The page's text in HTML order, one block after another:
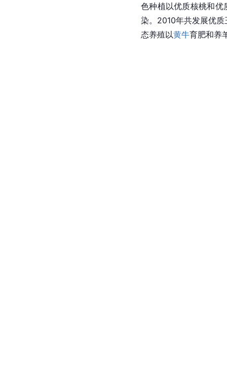
色种植以优质核桃和优
染。2010年共发展优
态养殖以黄牛育肥和养